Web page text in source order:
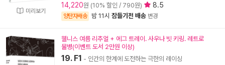
미리보기
14,220원 (10% 할인 / 790원) 8.5
양탄자배송 밤 11시 잠들기전 배송 변경
웰니스 여름 리추얼 + 에그 트레이. 사우나 빗 키링. 레트로
물병(이벤트 도서 2만원 이상)
19. F1 - 인간의 한계에 도전하는 극한의 레이싱